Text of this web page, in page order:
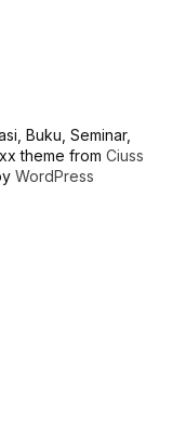
Buku, Seminar,
theme from Ciuss
WordPress